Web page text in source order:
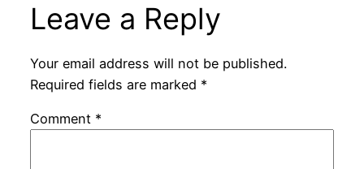
Leave a Reply
Your email address will not be published.
Required fields are marked *
Comment *